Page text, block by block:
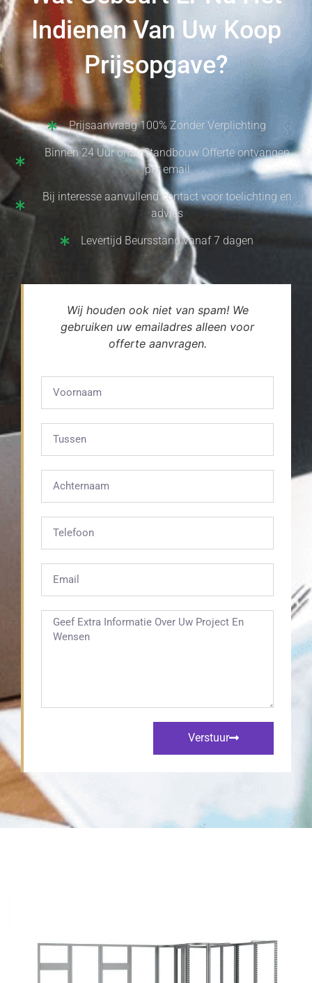
Indienen Van Uw Koop
Prijsopgave?
Prijsaanvraag 100% Zonder Verplichting
Binnen 24 Uur onze Standbouw Offerte ontvangen
per email
Bij interesse aanvullend contact voor toelichting en
advies
Levertijd Beursstand vanaf 7 dagen
Wij houden ook niet van spam! We
gebruiken uw emailadres alleen voor
offerte aanvragen.
Verstuur